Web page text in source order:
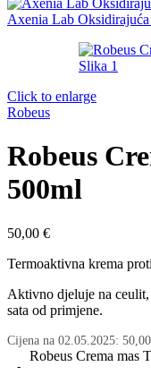
Axenia Lab
Click to enlarge
Robeus
Robeus
500ml
50,00 €
Termoaktivna krema
Aktivno djeluje na
sata od primjene.
Cijena na 02.05.2025: 50,00
Robeus Crema mas